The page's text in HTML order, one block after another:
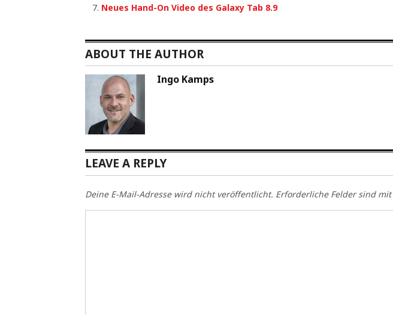
Neues Hand-On Video des Galaxy Tab 8.9
ABOUT THE AUTHOR
Ingo Kamps
LEAVE A REPLY
Deine E-Mail-Adresse wird nicht veröffentlicht. Erforderliche Felder sind mit